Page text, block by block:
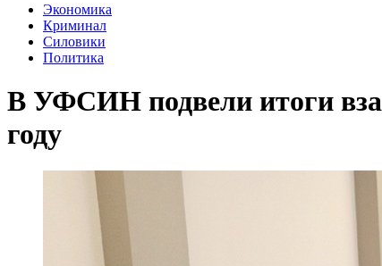
Экономика
Криминал
Силовики
Политика
В УФСИН подвели итоги
году